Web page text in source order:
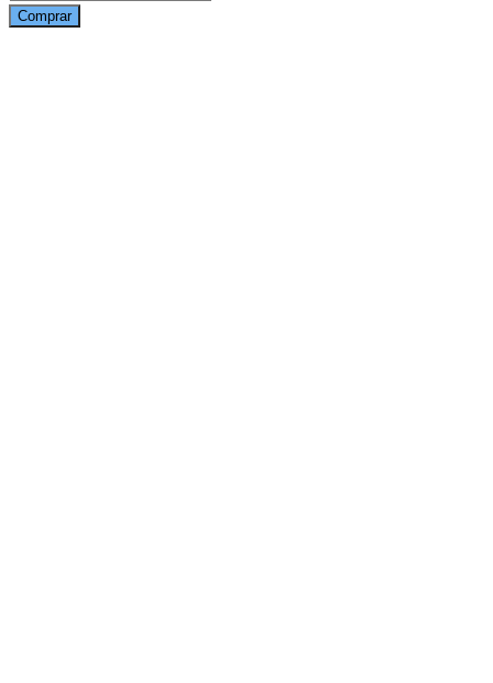
online.
Comprar